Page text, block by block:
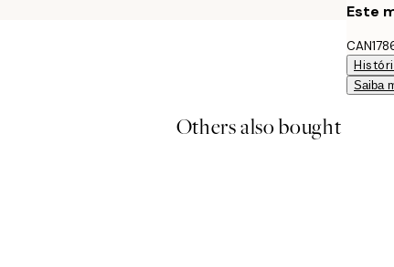
Este
Saiba
Others also bought